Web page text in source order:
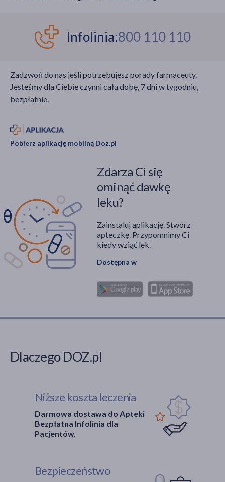
Infolinia:800 110 110
Zadzwoń do nas jeśli potrzebujesz porady farmaceuty.
Jesteśmy dla Ciebie czynni całą dobę, 7 dni w tygodniu,
bezpłatnie.
Pobierz aplikację mobilną Doz.pl
Zdarza Ci się
ominąć dawkę
leku?
Zainstaluj aplikację. Stwórz
apteczkę. Przypomnimy Ci
kiedy wziąć lek.
Dostępna w
Dlaczego DOZ.pl
Niższe koszta leczenia
Darmowa dostawa do Apteki
Bezpłatna Infolinia dla
Pacjentów.
Bezpieczeństwo